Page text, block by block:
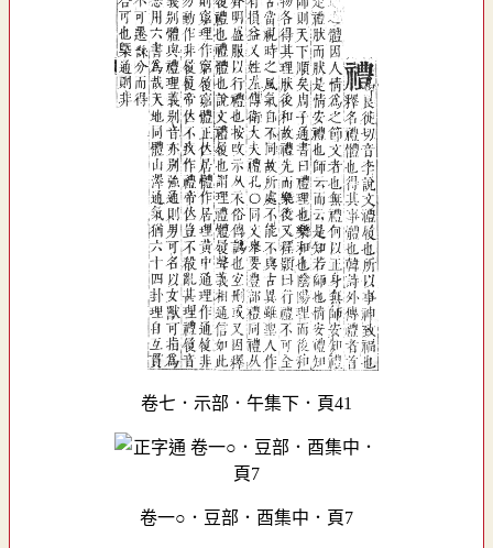
卷七．示部．午集下．頁41
卷一○．豆部．酉集中．頁7